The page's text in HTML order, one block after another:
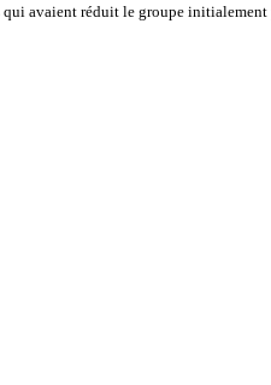
avaient réduit le groupe